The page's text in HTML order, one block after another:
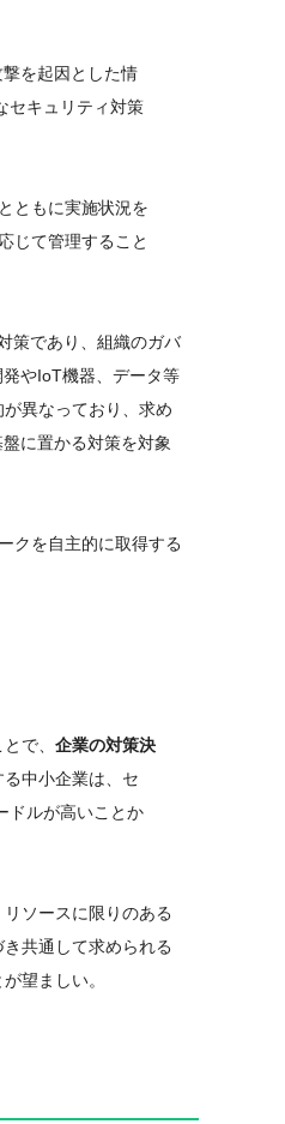
を起因とした情
セキュリティ対策
ともに実施状況を
じて管理すること
策であり、組織のガバ
やIoT機器、データ等
異なっており、求め
に置かる対策を対象
クを自主的に取得する
で、 企業の対策決
中小企業は、セ
ドルが高いことか
ソースに限りのある
共通して求められる
望ましい。